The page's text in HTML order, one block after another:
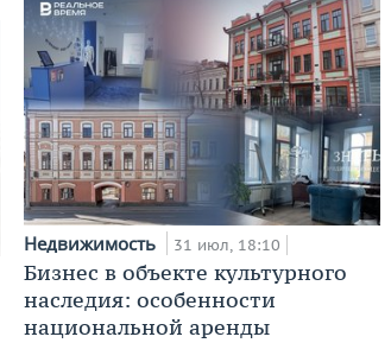
Недвижимость 31 июл, 18:10
Бизнес в объекте культурного
наследия: особенности
национальной аренды